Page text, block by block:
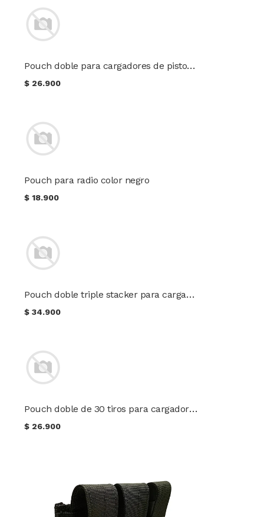
Pouch doble para cargadores de pistola color Multicam
$ 26.900
Pouch para radio color negro
$18.900
Pouch doble triple stacker para cargadores Cal. 5.56 color negro
$34.900
Pouch doble de 30 tiros para cargadores de pistola color negro
$ 26.900